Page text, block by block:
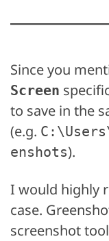
Since you
Screen
to save in the
(e.g.
enshots).
I would highly
case.
screenshot